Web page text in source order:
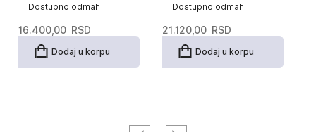
Dostupno odmah
16.400,00 RSD
Dodaj u korpu
Dostupno odmah
21.120,00 RSD
Dodaj u korpu